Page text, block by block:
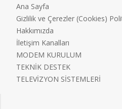
Ana Sayfa
Gizlilik ve Çerezler (Cookies)
Hakkımızda
İletişim Kanalları
MODEM KURULUM
TEKNİK DESTEK
TELEVİZYON SİSTEMLERİ